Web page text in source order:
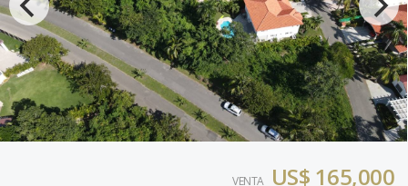
VENTA US$ 165,000